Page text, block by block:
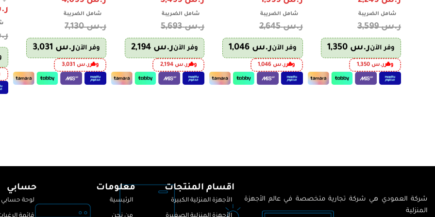
شامل الضريبة
ر.س3,599
وفر الآنر.س
وفرر.س 1,350
شامل الضريبة
ر.س2,645
وفر الآنر.س 1,046
وفرر.س
شامل الضريبة
ر.س5,693
وفر الآنر.س
وفرر.س 2,194
شامل الضريبة
ر.س7,130
وفر الآنر.س
وفرر.س
شركة العمودي هي شركة تجارية متخصصة في عالم الأجهزة
المنزلية
اقسام المنتجات
الأجهزة المنزلية الكبيرة
معلومات
الرئيسية
حسابي
لوحة حسابي